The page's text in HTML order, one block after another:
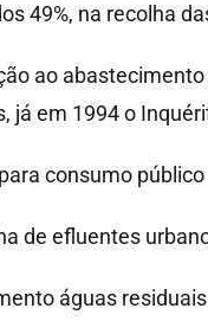
49%, na recolha
ao
já em 1994 o
consumo público
de efluentes
águas